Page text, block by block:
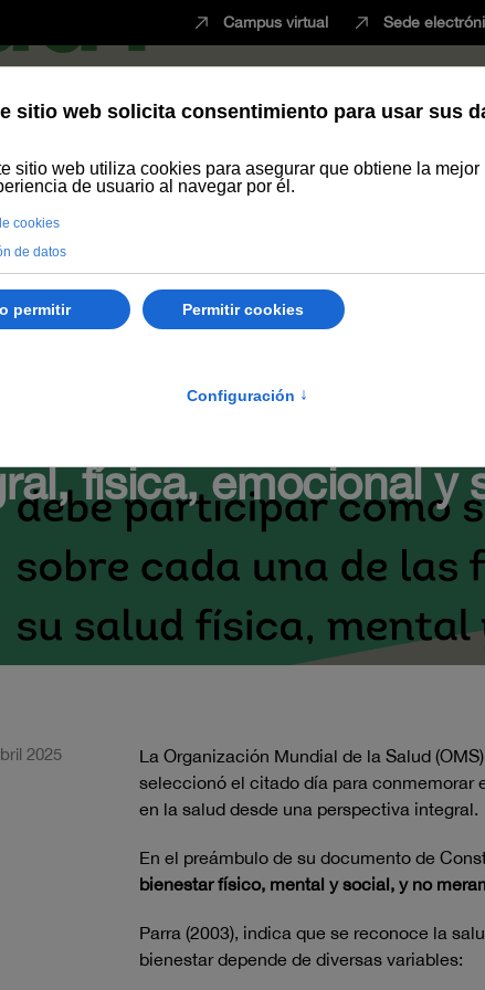
Campus virtual Sede
EstudiarInnovaciónVida
salud? Por una salud integral, física, emocional y social
por salud?
física, emocional y
2025
La Organización Mundial de la Salud
seleccionó el citado día para conmemorar
en la salud desde una perspectiva integral.
En el preámbulo de su documento de
bienestar físico, mental y social, y no
Parra (2003), indica que se reconoce la
bienestar depende de diversas variables: